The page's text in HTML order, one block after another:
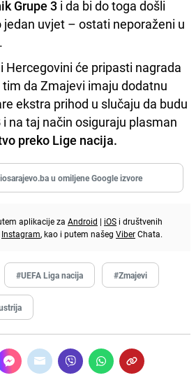
Grupe 3 i da bi do toga došli
uvjet – ostati neporaženi u
Hercegovini će pripasti nagrada
da Zmajevi imaju dodatnu
ekstra prihod u slučaju da budu
i na taj način osiguraju plasman
preko Lige nacija.
u omiljene Google izvore
aplikacije za Android | iOS i društvenih
Instagram, kao i putem našeg ViberChata.
#UEFA Liga nacija #Zmajevi